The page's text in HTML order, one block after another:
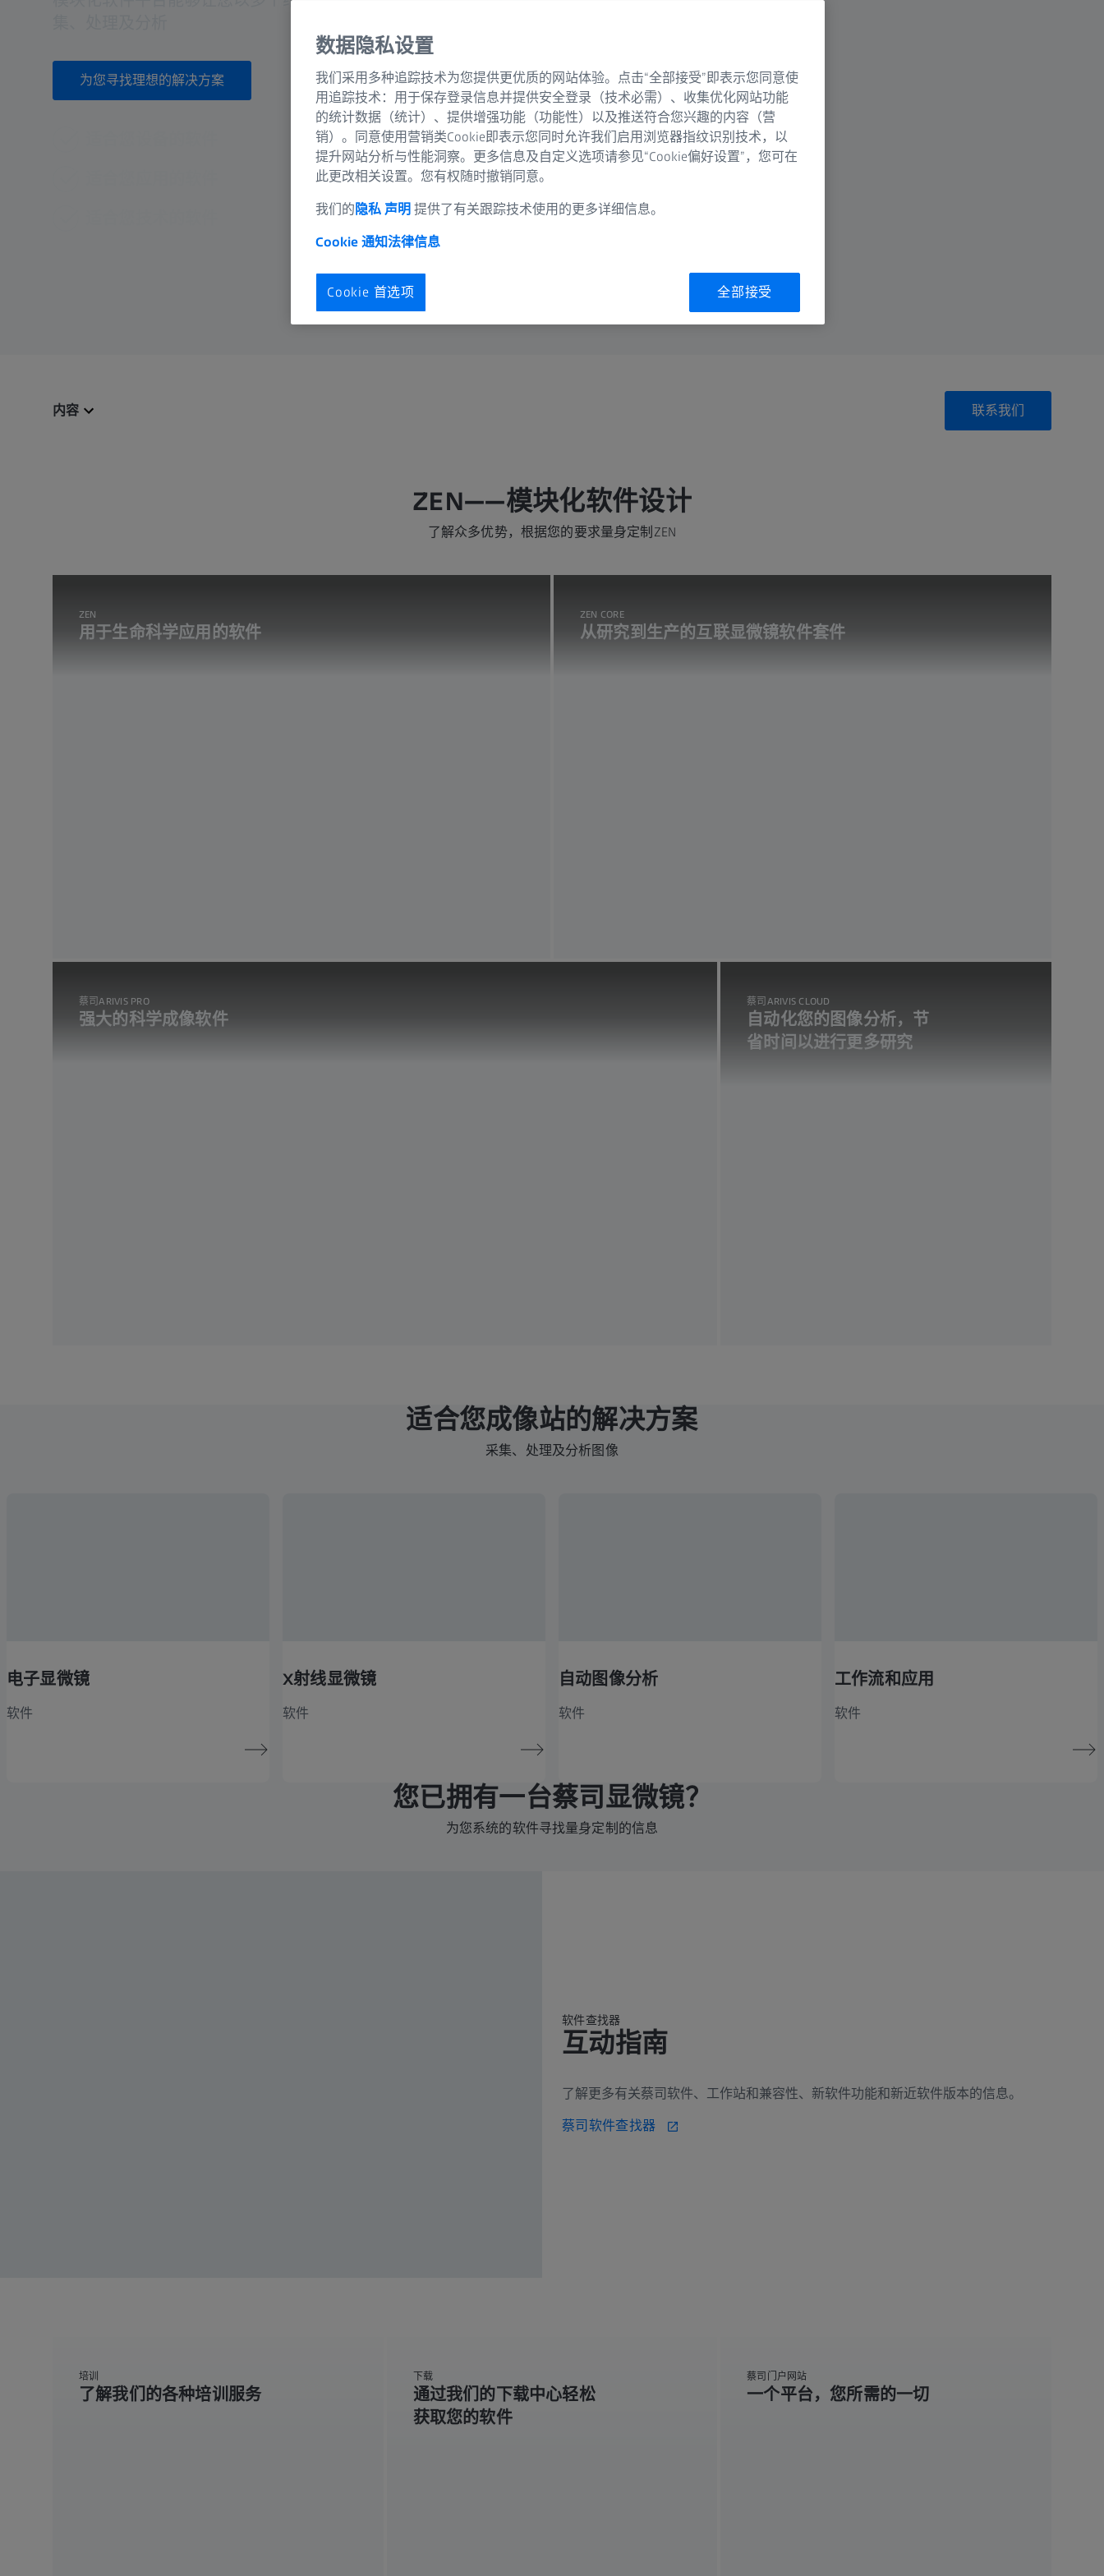
为您寻找理想的解决方案
内容 联系我们
ZEN——模块化软件设计
了解众多优势，根据您的要求量身定制ZEN
ZEN
用于生命科学应用的软件
ZEN CORE
从研究到生产的互联显微镜软件套件
蔡司ARIVIS PRO
强大的科学成像软件
蔡司ARIVIS CLOUD
自动化您的图像分析，节
省时间以进行更多研究
适合您成像站的解决方案
采集、处理及分析图像
电子显微镜
软件
X射线显微镜
软件
自动图像分析
软件
工作流和应用
软件
您已拥有一台蔡司显微镜？
为您系统的软件寻找量身定制的信息
软件查找器
互动指南
了解更多有关蔡司软件、工作站和兼容性、新软件功能和新近软件版本的信息。
蔡司软件查找器
培训
了解我们的各种培训服务
下载
通过我们的下载中心轻松
获取您的软件
蔡司门户网站
一个平台，您所需的一切
数据隐私设置
我们采用多种追踪技术为您提供更优质的网站体验。点击“全部接受”即表示您同意使
用追踪技术：用于保存登录信息并提供安全登录（技术必需）、收集优化网站功能
的统计数据（统计）、提供增强功能（功能性）以及推送符合您兴趣的内容（营
销）。同意使用营销类Cookie即表示您同时允许我们启用浏览器指纹识别技术，以
提升网站分析与性能洞察。更多信息及自定义选项请参见“Cookie偏好设置”，您可在
此更改相关设置。您有权随时撤销同意。
我们的 隐私 声明 提供了有关跟踪技术使用的更多详细信息。
Cookie 通知法律信息
Cookie 首选项 全部接受